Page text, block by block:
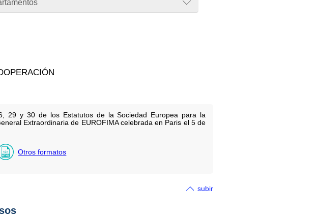
29 y 30 de los Estatutos de la Sociedad Europea para la
Extraordinaria de EUROFIMA celebrada en Paris el 5 de
Otros formatos
subir